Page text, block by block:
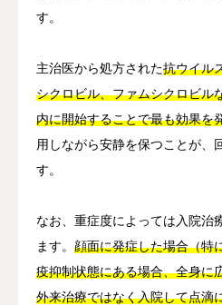
す。
主治医から処方された抗ウイル
シクロビル、ファムシクロビル
内に開始することで最も効果を
用しながら安静を保つことが、
す。
なお、重症度によっては入院治
ます。 顔面に発症した場合（特
疫抑制状態にある場合、全身に
外来治療ではなく入院して点滴